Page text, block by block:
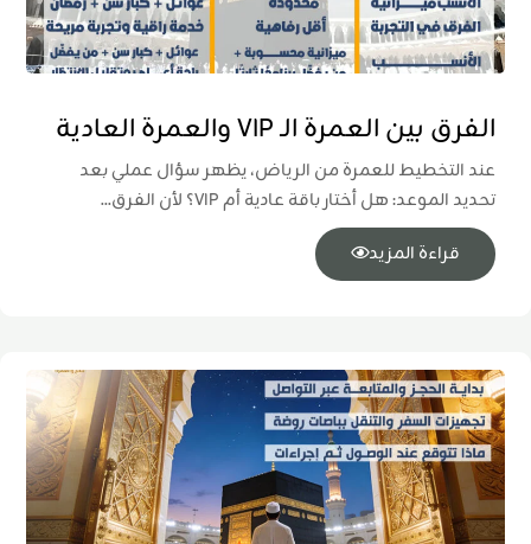
الفرق بين العمرة الـ VIP والعمرة العادية
عند التخطيط للعمرة من الرياض، يظهر سؤال عملي بعد
تحديد الموعد: هل أختار باقة عادية أم VIP؟ لأن الفرق...
قراءة المزيد